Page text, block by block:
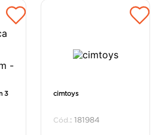
3
cimtoys
: 181984